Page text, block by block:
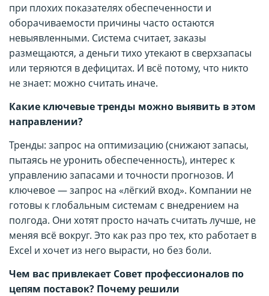
при плохих показателях обеспеченности и
оборачиваемости причины часто остаются
невыявленными. Система считает, заказы
размещаются, а деньги тихо утекают в сверхзапасы
или теряются в дефицитах. И всё потому, что никто
не знает: можно считать иначе.
Какие ключевые тренды можно выявить в этом
направлении?
Тренды: запрос на оптимизацию (снижают запасы,
пытаясь не уронить обеспеченность), интерес к
управлению запасами и точности прогнозов. И
ключевое — запрос на «лёгкий вход». Компании не
готовы к глобальным системам с внедрением на
полгода. Они хотят просто начать считать лучше, не
меняя всё вокруг. Это как раз про тех, кто работает в
Excel и хочет из него вырасти, но без боли.
Чем вас привлекает Совет профессионалов по
цепям поставок? Почему решили